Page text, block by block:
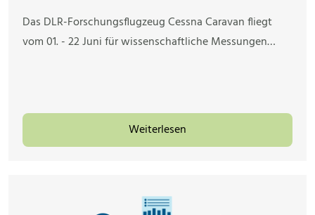
Das DLR-Forschungsflugzeug Cessna Caravan fliegt
vom 01. - 22 Juni für wissenschaftliche Messungen…
Weiterlesen